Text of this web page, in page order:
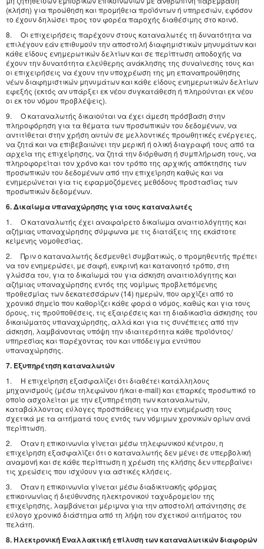
(κλήση) για προώθηση και προμήθεια προϊόντων ή υπηρεσιών, εφόσον
το έχουν δηλώσει προς τον φορέα παροχής διαθέσιμης στο κοινό.
8. Οι επιχειρήσεις παρέχουν στους καταναλωτές τη δυνατότητα να
επιλέγουν εάν επιθυμούν την αποστολή διαφημιστικών μηνυμάτων και
κάθε είδους ενημερωτικών δελτίων και σε περίπτωση αποδοχής να
έχουν την δυνατότητα ελεύθερης ανάκλησης της συναίνεσης τους και
οι επιχειρήσεις να έχουν την υποχρέωση της μη επαναπροώθησης
νέων διαφημιστικών μηνυμάτων και κάθε είδους ενημερωτικών δελτίων
εφεξής (εκτός αν υπάρξει εκ νέου συγκατάθεση ή πληρούνται εκ νέου
οι εκ του νόμου προβλέψεις).
9. Ο καταναλωτής δικαιούται να έχει άμεση πρόσβαση στην
πληροφόρηση για τα θέματα των προσωπικών του δεδομένων, να
αντιτίθεται στην χρήση αυτών σε μελλοντικές προωθητικές ενέργειες,
να ζητά και να επιβεβαιώνει την μερική ή ολική διαγραφή τους από τα
αρχεία της επιχείρησης, να ζητά την διόρθωση ή συμπλήρωση τους, να
πληροφορείται τον χρόνο και τον τρόπο της αρχικής απόκτησης των
προσωπικών του δεδομένων από την επιχείρηση καθώς και να
ενημερώνεται για τις εφαρμοζόμενες μεθόδους προστασίας των
προσωπικών δεδομένων.
6. Δικαίωμα υπαναχώρησης για τους καταναλωτές
1. Ο καταναλωτής έχει αναφαίρετο δικαίωμα αναιτιολόγητης και
αζήμιας υπαναχώρησης σύμφωνα με τις διατάξεις της εκάστοτε
κείμενης νομοθεσίας.
2. Πριν ο καταναλωτής δεσμευθεί συμβατικώς, ο προμηθευτής πρέπει
να τον ενημερώσει, με σαφή, ευκρινή και κατανοητό τρόπο, στη
γλώσσα του, για το δικαίωμά του για άσκηση αναιτιολόγητης και
αζήμιας υπαναχώρησης εντός της νομίμως προβλεπόμενης
προθεσμίας των δεκατεσσάρων (14) ημερών, που αρχίζει από το
χρονικό σημείο που καθορίζει κάθε φορά ο νόμος, καθώς και για τους
όρους, τις προϋποθέσεις, τις εξαιρέσεις και τη διαδικασία άσκησης του
δικαιώματος υπαναχώρησης, αλλά και για τις συνέπειες από την
άσκηση, λαμβάνοντας υπόψη την ιδιαιτερότητα κάθε προϊόντος/
υπηρεσίας και παρέχοντας του και υπόδειγμα εντύπου
υπαναχώρησης.
7. Εξυπηρέτηση καταναλωτών
1. Η επιχείρηση εξασφαλίζει ότι διαθέτει κατάλληλους
μηχανισμούς (μέσω τηλεφώνου ή/και e-mail) και επαρκές προσωπικό το
οποίο ασχολείται με την εξυπηρέτηση των καταναλωτών,
καταβάλλοντας εύλογες προσπάθειες για την ενημέρωση τους
σχετικά με τα αιτήματά τους εντός των νόμιμων χρονικών ορίων ανά
περίπτωση.
2. Όταν η επικοινωνία γίνεται μέσω τηλεφωνικού κέντρου, η
επιχείρηση εξασφαλίζει ότι ο καταναλωτής δεν μένει σε υπερβολική
αναμονή και σε κάθε περίπτωση η χρέωση της κλήσης δεν υπερβαίνει
τις χρεώσεις που ισχύουν για αστικές κλήσεις.
3. Όταν η επικοινωνία γίνεται μέσω διαδικτυακής φόρμας
επικοινωνίας ή διεύθυνσης ηλεκτρονικού ταχυδρομείου της
επιχείρησης, λαμβάνεται μέριμνα για την αποστολή απάντησης σε
εύλογο χρονικό διάστημα από τη λήψη του σχετικού αιτήματος του
πελάτη.
8. Ηλεκτρονική Εναλλακτική επίλυση των καταναλωτικών διαφορών